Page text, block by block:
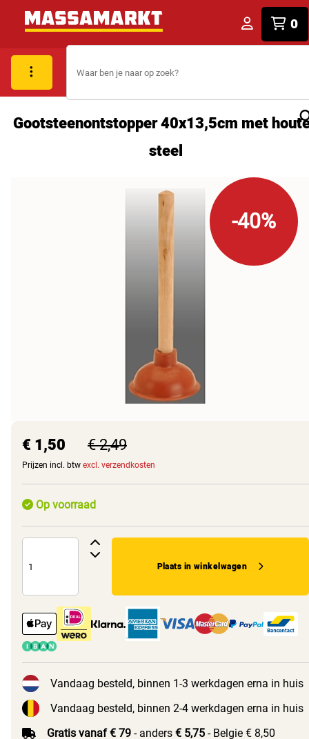
0
Gootsteenontstopper 40x13,5cm met
steel
-40%
€ 1,50 € 2,49
Prijzen incl. btw excl. verzendkosten
Op voorraad
Plaats in winkelwagen
Vandaag besteld, binnen 1-3 werkdagen erna in huis
Vandaag besteld, binnen 2-4 werkdagen erna in huis
Gratis vanaf € 79 - anders € 5,75 - Belgie € 8,50